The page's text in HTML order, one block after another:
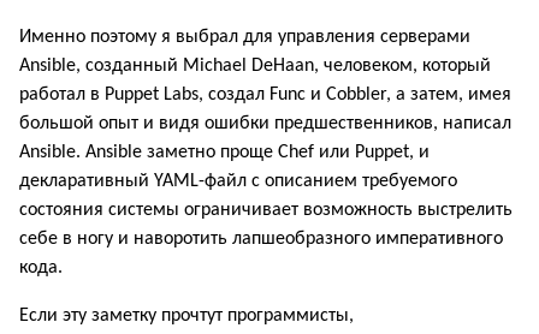
Именно поэтому я выбрал для управления серверами
Ansible, созданный Michael DeHaan, человеком, который
работал в Puppet Labs, создал Func и Cobbler, а затем, имея
большой опыт и видя ошибки предшественников, написал
Ansible. Ansible заметно проще Chef или Puppet, и
декларативный YAML-файл с описанием требуемого
состояния системы ограничивает возможность выстрелить
себе в ногу и наворотить лапшеобразного императивного
кода.
Если эту заметку прочтут программисты,